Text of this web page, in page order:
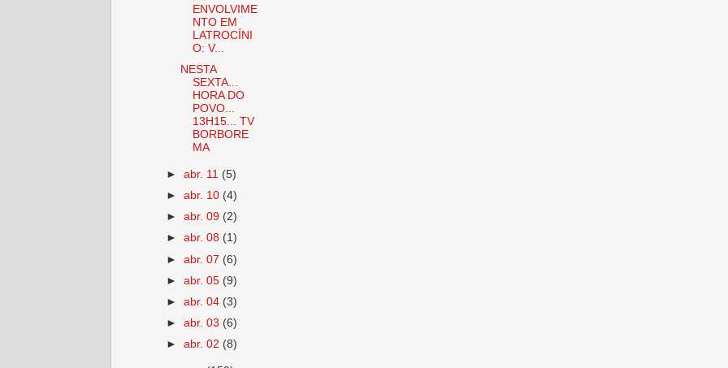
ENVOLVIME
NTO EM
LATROCÍNI
O: V...
NESTA
SEXTA...
HORA DO
POVO...
13H15... TV
BORBORE
MA
►abr. 11 (5)
►abr. 10 (4)
►abr. 09 (2)
►abr. 08 (1)
►abr. 07 (6)
►abr. 05 (9)
►abr. 04 (3)
►abr. 03 (6)
►abr. 02 (8)